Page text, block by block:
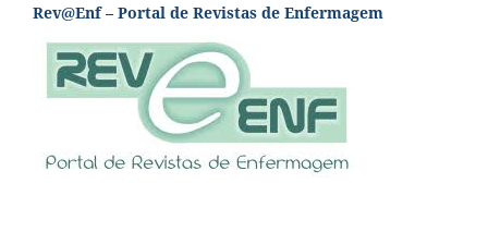
Rev@Enf – Portal de Revistas de Enfermagem